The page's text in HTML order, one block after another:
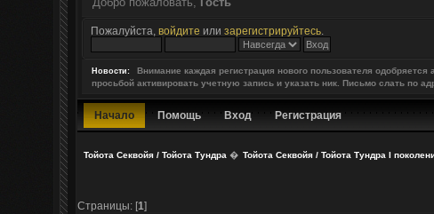
Пожалуйста,войдите илизарегистрируйтесь
Новости:
Внимание каждая регистрация нового пользователя
просьбой активировать учетную запись и указать ник. Письмо слать по
Начало Помощь Вход Регистрация
Тойота Секвойя / Тойота Тундра� Тойота Секвойя / Тойота Тундра I
Страницы: [1]